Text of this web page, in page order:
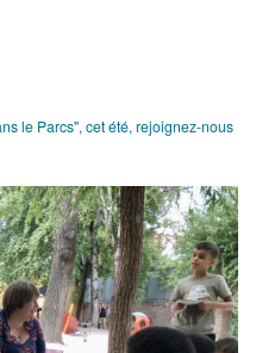
le Parcs", cet été, rejoignez-nous